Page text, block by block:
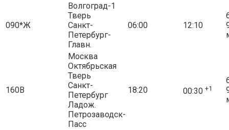
090*Ж
Волгоград-1
Тверь
Санкт-
Петербург-
Главн.
06:00 12:10
160В
Москва
Октябрьская
Тверь
Санкт-
Петербург
Ладож.
Петрозаводск-
Пасс
18:20 00:30 +1